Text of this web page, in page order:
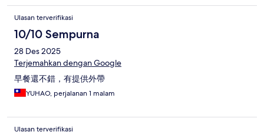
Ulasan terverifikasi
10/10 Sempurna
28 Des 2025
Terjemahkan dengan Google
早餐還不錯，有提供外帶
YUHAO, perjalanan 1 malam
Ulasan terverifikasi